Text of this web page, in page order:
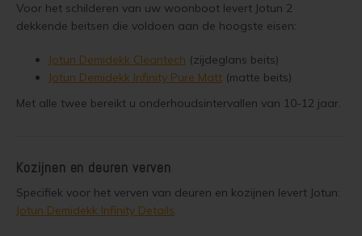
Schutting olien
Schutting beitsen
Schutting verven
Eikenhout olien
Eikenhout beitsen
Red Cedar behandelen en de vergrijzing tegengaan
Olympic Oil Stain 704 overschilderen
Voor het schilderen van uw woonboot levert Jotun 2
dekkende beitsen die voldoen aan de hoogste eisen:
Jotun Demidekk Cleantech (zijdeglans beits)
Jotun Demidekk Infinity Pure Matt (matte beits)
Met alle twee bereikt u onderhoudsintervallen van 10-12 jaar.
Kozijnen en deuren verven
Specifiek voor het verven van deuren en kozijnen levert Jotun:
Jotun Demidekk Infinity Details.